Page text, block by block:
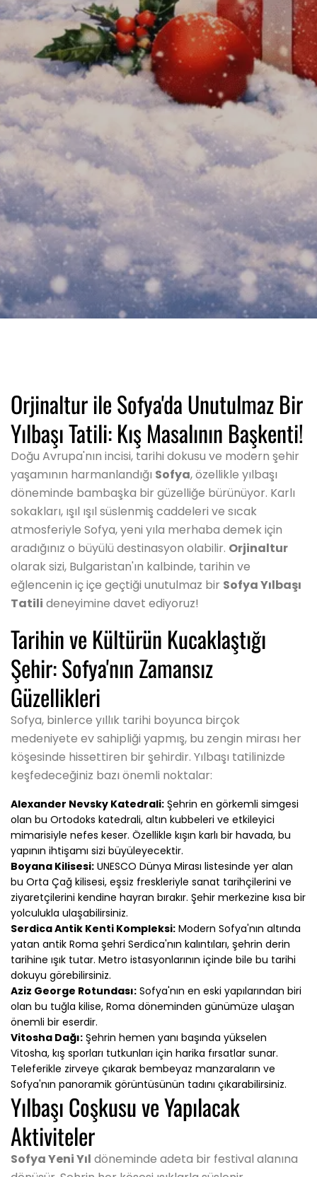
Orjinaltur ile Sofya'da Unutulmaz Bir
Yılbaşı Tatili: Kış Masalının Başkenti!
Doğu Avrupa'nın incisi, tarihi dokusu ve modern şehir
yaşamının harmanlandığı Sofya, özellikle yılbaşı
döneminde bambaşka bir güzelliğe bürünüyor. Karlı
sokakları, ışıl ışıl süslenmiş caddeleri ve sıcak
atmosferiyle Sofya, yeni yıla merhaba demek için
aradığınız o büyülü destinasyon olabilir. Orjinaltur
olarak sizi, Bulgaristan'ın kalbinde, tarihin ve
eğlencenin iç içe geçtiği unutulmaz bir Sofya Yılbaşı
Tatili deneyimine davet ediyoruz!
Tarihin ve Kültürün Kucaklaştığı
Şehir: Sofya'nın Zamansız
Güzellikleri
Sofya, binlerce yıllık tarihi boyunca birçok
medeniyete ev sahipliği yapmış, bu zengin mirası her
köşesinde hissettiren bir şehirdir. Yılbaşı tatilinizde
keşfedeceğiniz bazı önemli noktalar:
Alexander Nevsky Katedrali: Şehrin en görkemli simgesi
olan bu Ortodoks katedrali, altın kubbeleri ve etkileyici
mimarisiyle nefes keser. Özellikle kışın karlı bir havada, bu
yapının ihtişamı sizi büyüleyecektir.
Boyana Kilisesi: UNESCO Dünya Mirası listesinde yer alan
bu Orta Çağ kilisesi, eşsiz freskleriyle sanat tarihçilerini ve
ziyaretçilerini kendine hayran bırakır. Şehir merkezine kısa bir
yolculukla ulaşabilirsiniz.
Serdica Antik Kenti Kompleksi: Modern Sofya'nın altında
yatan antik Roma şehri Serdica'nın kalıntıları, şehrin derin
tarihine ışık tutar. Metro istasyonlarının içinde bile bu tarihi
dokuyu görebilirsiniz.
Aziz George Rotundası: Sofya'nın en eski yapılarından biri
olan bu tuğla kilise, Roma döneminden günümüze ulaşan
önemli bir eserdir.
Vitosha Dağı: Şehrin hemen yanı başında yükselen
Vitosha, kış sporları tutkunları için harika fırsatlar sunar.
Teleferikle zirveye çıkarak bembeyaz manzaraların ve
Sofya'nın panoramik görüntüsünün tadını çıkarabilirsiniz.
Yılbaşı Coşkusu ve Yapılacak
Aktiviteler
Sofya Yeni Yıl döneminde adeta bir festival alanına